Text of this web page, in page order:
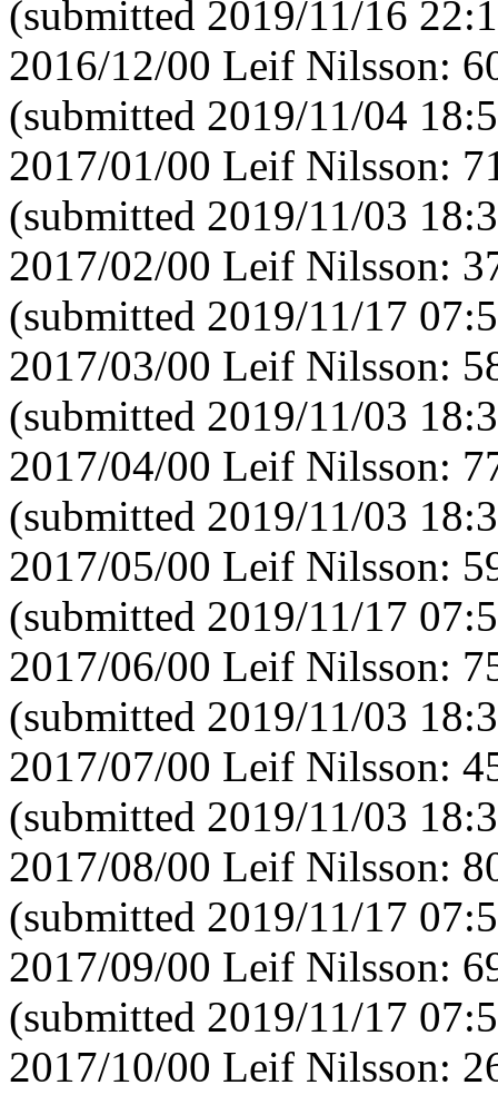
(submitted 2019/11/16
2016/12/00 Leif Nilsson:
(submitted 2019/11/04
2017/01/00 Leif Nilsson:
(submitted 2019/11/03
2017/02/00 Leif Nilsson:
(submitted 2019/11/17
2017/03/00 Leif Nilsson:
(submitted 2019/11/03
2017/04/00 Leif Nilsson:
(submitted 2019/11/03
2017/05/00 Leif Nilsson:
(submitted 2019/11/17
2017/06/00 Leif Nilsson:
(submitted 2019/11/03
2017/07/00 Leif Nilsson:
(submitted 2019/11/03
2017/08/00 Leif Nilsson:
(submitted 2019/11/17
2017/09/00 Leif Nilsson:
(submitted 2019/11/17
2017/10/00 Leif Nilsson: